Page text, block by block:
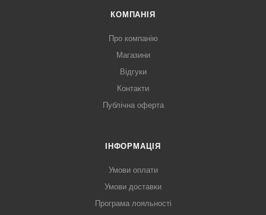
КОМПАНІЯ
Про компанію
Магазини
Відгуки
Контакти
Публічна оферта
ІНФОРМАЦІЯ
Умови оплати
Умови доставки
Програма лояльності